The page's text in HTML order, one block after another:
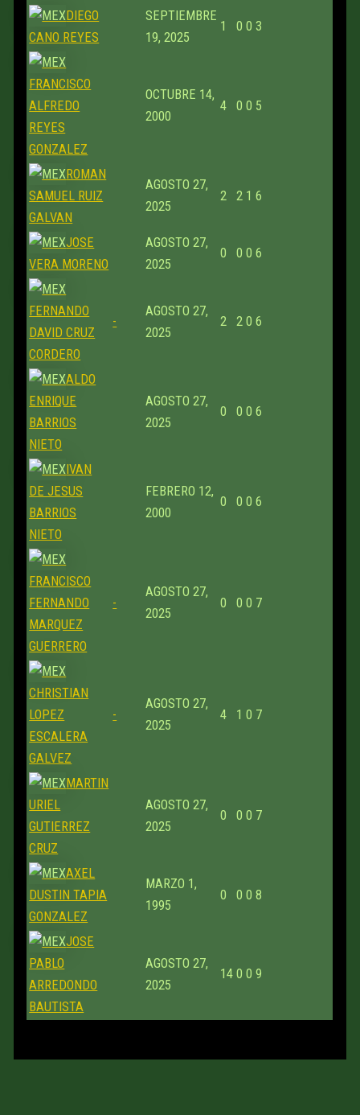
DIEGO
CANO REYES
SEPTIEMBRE
19, 2025
1 0 0 3
FRANCISCO
ALFREDO
REYES
GONZALEZ
OCTUBRE 14,
2000
4 0 0 5
ROMAN
SAMUEL RUIZ
GALVAN
AGOSTO 27,
2025
2 2 1 6
JOSE
VERA MORENO
AGOSTO 27,
2025
0 0 0 6
FERNANDO
DAVID CRUZ
CORDERO
-
AGOSTO 27,
2025
2 2 0 6
ALDO
ENRIQUE
BARRIOS
NIETO
AGOSTO 27,
2025
0 0 0 6
IVAN
DE JESUS
BARRIOS
NIETO
FEBRERO 12,
2000
0 0 0 6
FRANCISCO
FERNANDO
MARQUEZ
GUERRERO
-
AGOSTO 27,
2025
0 0 0 7
CHRISTIAN
LOPEZ
ESCALERA
GALVEZ
-
AGOSTO 27,
2025
4 1 0 7
MARTIN
URIEL
GUTIERREZ
CRUZ
AGOSTO 27,
2025
0 0 0 7
AXEL
DUSTIN TAPIA
GONZALEZ
MARZO 1,
1995
0 0 0 8
JOSE
PABLO
ARREDONDO
BAUTISTA
AGOSTO 27,
2025
14 0 0 9